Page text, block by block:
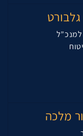
גלבורט
מלכה